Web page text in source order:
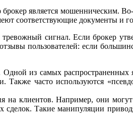
является мошенническим.
соответствующие документы и
сигнал. Если брокер
пользователей: если
из самых
часто используются
на клиентов. Например, они
сделок. Такие манипуляции